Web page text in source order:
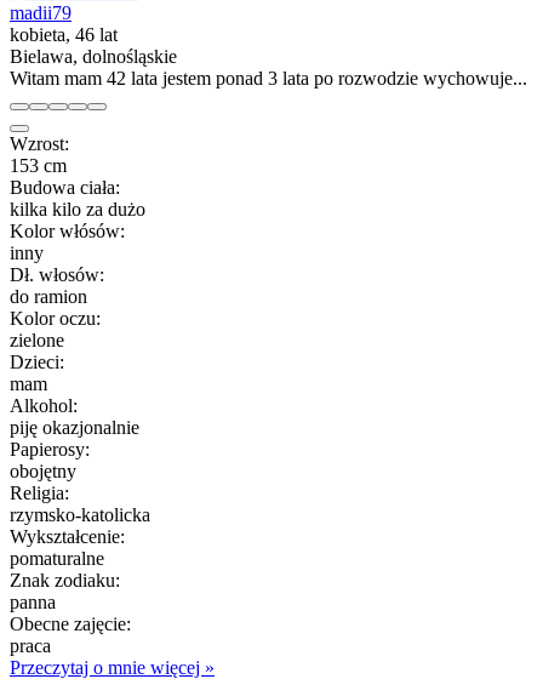
madii79
kobieta, 46 lat
Bielawa, dolnośląskie
Witam mam 42 lata jestem ponad 3 lata po rozwodzie wychowuje...
Wzrost:
153 cm
Budowa ciała:
kilka kilo za dużo
Kolor włósów:
inny
Dł. włosów:
do ramion
Kolor oczu:
zielone
Dzieci:
mam
Alkohol:
piję okazjonalnie
Papierosy:
obojętny
Religia:
rzymsko-katolicka
Wykształcenie:
pomaturalne
Znak zodiaku:
panna
Obecne zajęcie:
praca
Przeczytaj o mnie więcej »